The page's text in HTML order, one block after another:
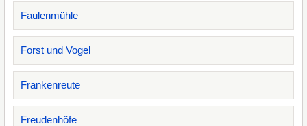
Faulenmühle
Forst und Vogel
Frankenreute
Freudenhöfe